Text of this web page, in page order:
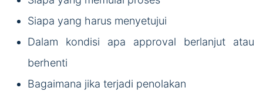
Siapa yang harus menyetujui
Dalam kondisi apa approval berlanjut atau
berhenti
Bagaimana jika terjadi penolakan